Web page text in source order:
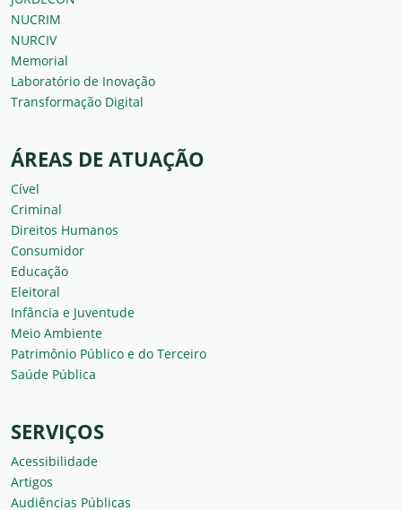
NUCRIM
NURCIV
Memorial
Laboratório de Inovação
Transformação Digital
ÁREAS DE ATUAÇÃO
Cível
Criminal
Direitos Humanos
Consumidor
Educação
Eleitoral
Infância e Juventude
Meio Ambiente
Patrimônio Público e do Terceiro
Saúde Pública
SERVIÇOS
Acessibilidade
Artigos
Audiências Públicas